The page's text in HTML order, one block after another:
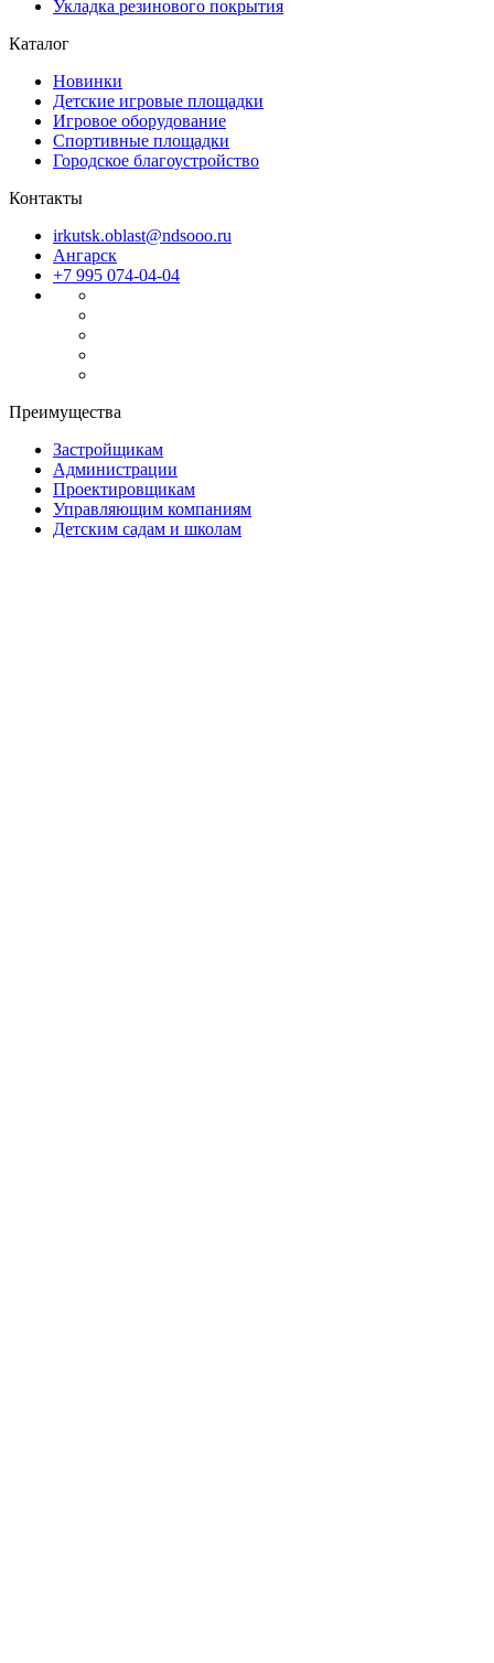
Укладка резинового покрытия
Каталог
Новинки
Детские игровые площадки
Игровое оборудование
Спортивные площадки
Городское благоустройство
Контакты
irkutsk.oblast@ndsooo.ru
Ангарск
+7 995 074-04-04
Преимущества
Застройщикам
Администрации
Проектировщикам
Управляющим компаниям
Детским садам и школам